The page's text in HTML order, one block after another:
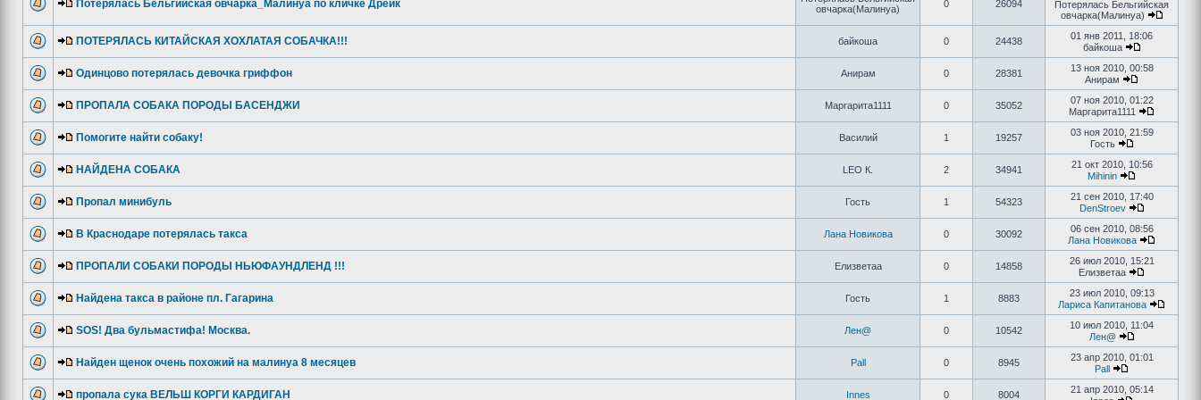
Потерялась Бельгийская овчарка_Малинуа по кличке Дрейк
овчарка(Малинуа)
0 26094
Потерялась Бельгийская
овчарка(Малинуа)
ПОТЕРЯЛАСЬ КИТАЙСКАЯ ХОХЛАТАЯ СОБАЧКА!!! байкоша 0 24438
01 янв 2011, 18:06
байкоша
Одинцово потерялась девочка гриффон Анирам 0 28381
13 ноя 2010, 00:58
Анирам
ПРОПАЛА СОБАКА ПОРОДЫ БАСЕНДЖИ Маргарита1111 0 35052
07 ноя 2010, 01:22
Маргарита1111
Помогите найти собаку! Василий 1 19257
03 ноя 2010, 21:59
Гость
НАЙДЕНА СОБАКА LEO К. 2 34941
21 окт 2010, 10:56
Mihinin
Пропал минибуль Гость 1 54323
21 сен 2010, 17:40
DenStroev
В Краснодаре потерялась такса Лана Новикова 0 30092
06 сен 2010, 08:56
Лана Новикова
ПРОПАЛИ СОБАКИ ПОРОДЫ НЬЮФАУНДЛЕНД !!! Елизветаа 0 14858
26 июл 2010, 15:21
Елизветаа
Найдена такса в районе пл. Гагарина Гость 1 8883
23 июл 2010, 09:13
Лариса Капитанова
SOS! Два бульмастифа! Москва. Лен@ 0 10542
10 июл 2010, 11:04
Лен@
Найден щенок очень похожий на малинуа 8 месяцев Pall 0 8945
23 апр 2010, 01:01
Pall
пропала сука ВЕЛЬШ КОРГИ КАРДИГАН Innes 0 8004
21 апр 2010, 05:14